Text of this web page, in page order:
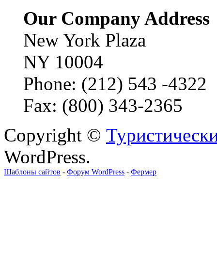
Our Company Address
New York Plaza
NY 10004
Phone: (212) 543 -4322
Fax: (800) 343-2365
Copyright ©
WordPress.
Шаблоны сайтов - Форум WordPress - Фермер